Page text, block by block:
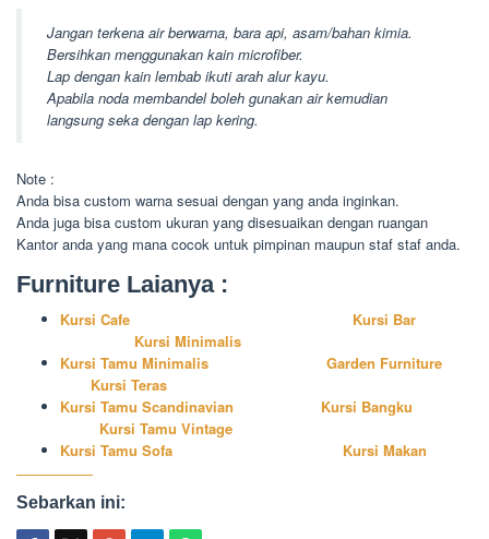
Jangan terkena air berwarna, bara api, asam/bahan kimia.
Bersihkan menggunakan kain microfiber.
Lap dengan kain lembab ikuti arah alur kayu.
Apabila noda membandel boleh gunakan air kemudian
langsung seka dengan lap kering.
Note :
Anda bisa custom warna sesuai dengan yang anda inginkan.
Anda juga bisa custom ukuran yang disesuaikan dengan ruangan
Kantor anda yang mana cocok untuk pimpinan maupun staf staf anda.
Furniture Laianya :
Kursi Cafe
Kursi Bar
Kursi Minimalis
Kursi Tamu Minimalis
Garden Furniture
Kursi Teras
Kursi Tamu Scandinavian
Kursi Bangku
Kursi Tamu Vintage
Kursi Tamu Sofa
Kursi Makan
Sebarkan ini: